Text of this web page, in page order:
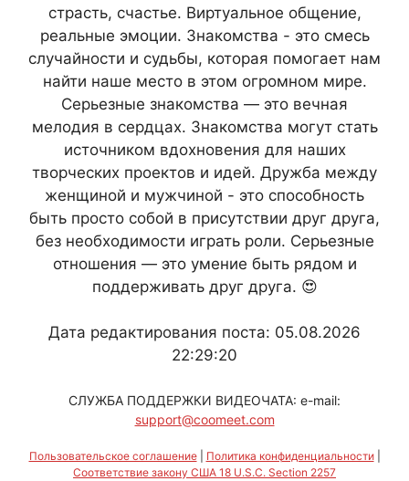
страсть, счастье. Виртуальное общение,
реальные эмоции. Знакомства - это смесь
случайности и судьбы, которая помогает нам
найти наше место в этом огромном мире.
Серьезные знакомства — это вечная
мелодия в сердцах. Знакомства могут стать
источником вдохновения для наших
творческих проектов и идей. Дружба между
женщиной и мужчиной - это способность
быть просто собой в присутствии друг друга,
без необходимости играть роли. Серьезные
отношения — это умение быть рядом и
поддерживать друг друга. 😍
Дата редактирования поста: 05.08.2026
22:29:20
СЛУЖБА ПОДДЕРЖКИ ВИДЕОЧАТА: e-mail:
support@coomeet.com
Пользовательское соглашение| Политика конфиденциальности|
Соответствие закону США 18 U.S.C. Section 2257